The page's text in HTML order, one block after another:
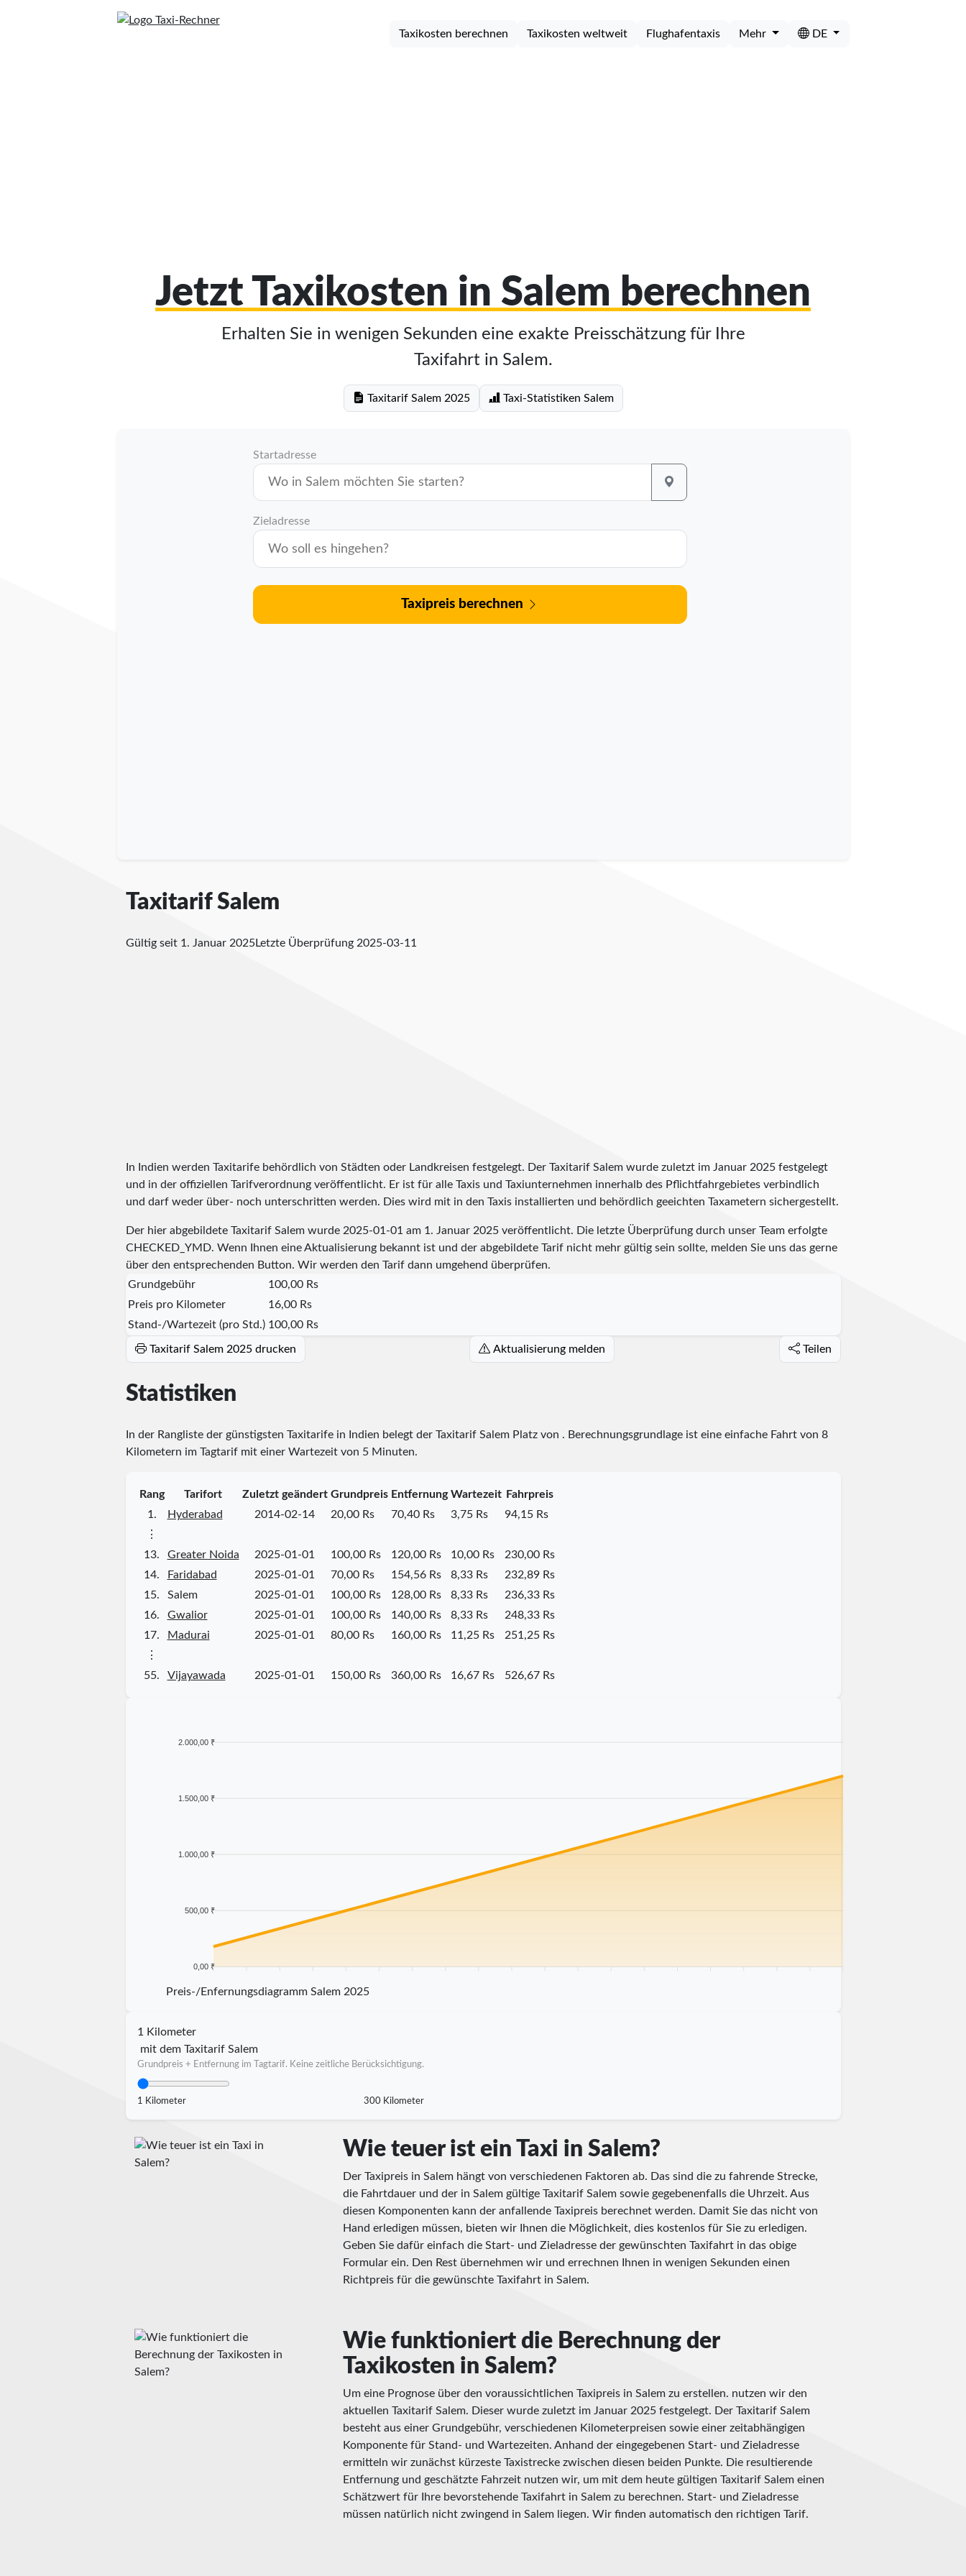
Taxikosten berechnen Taxikosten weltweit Flughafentaxis Mehr DE
Jetzt Taxikosten in Salem berechnen
Erhalten Sie in wenigen Sekunden eine exakte Preisschätzung für Ihre
Taxifahrt in Salem.
Taxitarif Salem 2025 Taxi-Statistiken Salem
Startadresse
Zieladresse
Taxipreis berechnen
Taxitarif Salem
Gültig seit 1. Januar 2025Letzte Überprüfung 2025-03-11
In Indien werden Taxitarife behördlich von Städten oder Landkreisen festgelegt. Der Taxitarif Salem wurde zuletzt im Januar 2025 festgelegt
und in der offiziellen Tarifverordnung veröffentlicht. Er ist für alle Taxis und Taxiunternehmen innerhalb des Pflichtfahrgebietes verbindlich
und darf weder über- noch unterschritten werden. Dies wird mit in den Taxis installierten und behördlich geeichten Taxametern sichergestellt.
Der hier abgebildete Taxitarif Salem wurde 2025-01-01 am 1. Januar 2025 veröffentlicht. Die letzte Überprüfung durch unser Team erfolgte
CHECKED_YMD. Wenn Ihnen eine Aktualisierung bekannt ist und der abgebildete Tarif nicht mehr gültig sein sollte, melden Sie uns das gerne
über den entsprechenden Button. Wir werden den Tarif dann umgehend überprüfen.
Grundgebühr
100,00 Rs
Preis pro Kilometer
16,00 Rs
Stand-/Wartezeit (pro Std.) 100,00 Rs
Taxitarif Salem 2025 drucken Aktualisierung melden Teilen
Statistiken
In der Rangliste der günstigsten Taxitarife in Indien belegt der Taxitarif Salem Platz von . Berechnungsgrundlage ist eine einfache Fahrt von 8
Kilometern im Tagtarif mit einer Wartezeit von 5 Minuten.
Rang Tarifort Zuletzt geändert Grundpreis Entfernung Wartezeit Fahrpreis
1.
Hyderabad 2014-02-14 20,00 Rs 70,40 Rs 3,75 Rs
94,15 Rs
⋮
13.
Greater Noida 2025-01-01 100,00 Rs 120,00 Rs 10,00 Rs
230,00 Rs
14.
Faridabad 2025-01-01 70,00 Rs 154,56 Rs 8,33 Rs
232,89 Rs
15.
Salem 2025-01-01 100,00 Rs 128,00 Rs 8,33 Rs
236,33 Rs
16.
Gwalior 2025-01-01 100,00 Rs 140,00 Rs 8,33 Rs
248,33 Rs
17.
Madurai 2025-01-01 80,00 Rs 160,00 Rs 11,25 Rs
251,25 Rs
⋮
55.
Vijayawada 2025-01-01 150,00 Rs 360,00 Rs 16,67 Rs 526,67 Rs
2.000,00 ₹
1.500,00 ₹
1.000,00 ₹
500,00 ₹
0,00 ₹
Preis-/Enfernungsdiagramm Salem 2025
1 Kilometer
mit dem Taxitarif Salem
Grundpreis + Entfernung im Tagtarif. Keine zeitliche Berücksichtigung.
1 Kilometer 300 Kilometer
Wie teuer ist ein Taxi in Salem?
Der Taxipreis in Salem hängt von verschiedenen Faktoren ab. Das sind die zu fahrende Strecke,
die Fahrtdauer und der in Salem gültige Taxitarif Salem sowie gegebenenfalls die Uhrzeit. Aus
diesen Komponenten kann der anfallende Taxipreis berechnet werden. Damit Sie das nicht von
Hand erledigen müssen, bieten wir Ihnen die Möglichkeit, dies kostenlos für Sie zu erledigen.
Geben Sie dafür einfach die Start- und Zieladresse der gewünschten Taxifahrt in das obige
Formular ein. Den Rest übernehmen wir und errechnen Ihnen in wenigen Sekunden einen
Richtpreis für die gewünschte Taxifahrt in Salem.
Wie funktioniert die Berechnung der
Taxikosten in Salem?
Um eine Prognose über den voraussichtlichen Taxipreis in Salem zu erstellen. nutzen wir den
aktuellen Taxitarif Salem. Dieser wurde zuletzt im Januar 2025 festgelegt. Der Taxitarif Salem
besteht aus einer Grundgebühr, verschiedenen Kilometerpreisen sowie einer zeitabhängigen
Komponente für Stand- und Wartezeiten. Anhand der eingegebenen Start- und Zieladresse
ermitteln wir zunächst kürzeste Taxistrecke zwischen diesen beiden Punkte. Die resultierende
Entfernung und geschätzte Fahrzeit nutzen wir, um mit dem heute gültigen Taxitarif Salem einen
Schätzwert für Ihre bevorstehende Taxifahrt in Salem zu berechnen. Start- und Zieladresse
müssen natürlich nicht zwingend in Salem liegen. Wir finden automatisch den richtigen Tarif.